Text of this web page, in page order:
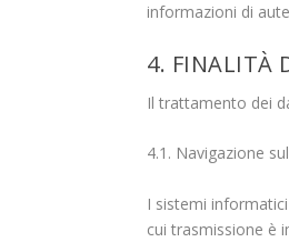
informazioni di
4. FINALITÀ
Il trattamento dei
4.1. Navigazione
I sistemi
cui trasmissione è